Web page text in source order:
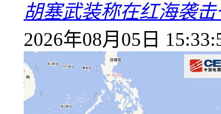
胡塞武装称在红海袭
2026年08月05日